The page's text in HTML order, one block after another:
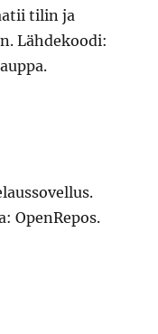
tilin ja
Lähdekoodi:
OpenRepos.